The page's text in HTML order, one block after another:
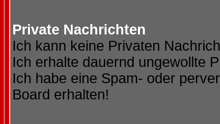
Private Nachrichten
Ich kann keine Privaten
Ich erhalte dauernd ungewollte
Ich habe eine Spam- oder
Board erhalten!